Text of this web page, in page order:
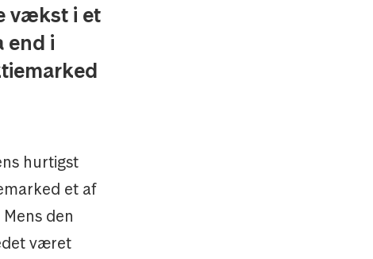
vækst i et
end i
hurtigst
et af
den
været